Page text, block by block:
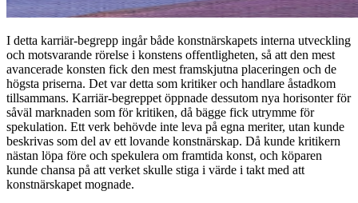
I detta karriär-begrepp ingår både konstnärskapets interna utveckling
och motsvarande rörelse i konstens offentligheten, så att den mest
avancerade konsten fick den mest framskjutna placeringen och de
högsta priserna. Det var detta som kritiker och handlare åstadkom
tillsammans. Karriär-begreppet öppnade dessutom nya horisonter för
såväl marknaden som för kritiken, då bägge fick utrymme för
spekulation. Ett verk behövde inte leva på egna meriter, utan kunde
beskrivas som del av ett lovande konstnärskap. Då kunde kritikern
nästan löpa före och spekulera om framtida konst, och köparen
kunde chansa på att verket skulle stiga i värde i takt med att
konstnärskapet mognade.